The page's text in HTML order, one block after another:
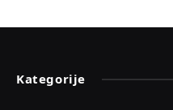
Kategorije